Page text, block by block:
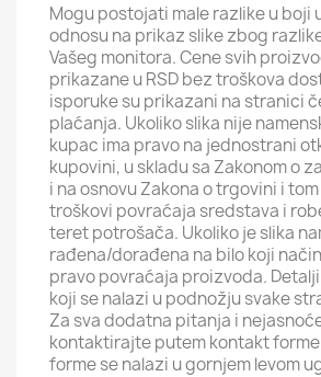
Mogu postojati male razlike u boji
odnosu na prikaz slike zbog
Vašeg monitora. Cene svih
prikazane u RSD bez troškova
isporuke su prikazani na stranici
plaćanja. Ukoliko slika nije
kupac ima pravo na jednostrani
kupovini, u skladu sa Zakonom o
i na osnovu Zakona o trgovini i
troškovi povraćaja sredstava i
teret potrošača. Ukoliko je slika
rađena/dorađena na bilo koji
pravo povraćaja proizvoda.
koji se nalazi u podnožju svake
Za sva dodatna pitanja i
kontaktirajte putem kontakt
forme se nalazi u gornjem levom